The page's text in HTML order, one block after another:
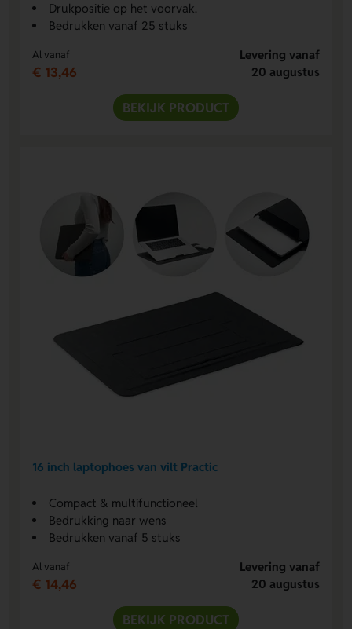
Drukpositie op het voorvak.
Bedrukken vanaf 25 stuks
Al vanaf
€ 13,46
Levering vanaf
20 augustus
BEKIJK PRODUCT
16 inch laptophoes van vilt Practic
Compact & multifunctioneel
Bedrukking naar wens
Bedrukken vanaf 5 stuks
Al vanaf
€ 14,46
Levering vanaf
20 augustus
BEKIJK PRODUCT